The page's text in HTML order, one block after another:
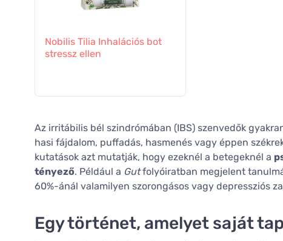
Nobilis Tilia Inhalációs bot
stressz ellen
Az irritábilis bél szindrómában (IBS) szenvedők
hasi fájdalom, puffadás, hasmenés vagy éppen
kutatások azt mutatják, hogy ezeknél a betegeknél a
tényező. Például a Gutfolyóiratban megjelent
60%-ánál valamilyen szorongásos vagy depressziós
Egy történet, amelyet saját